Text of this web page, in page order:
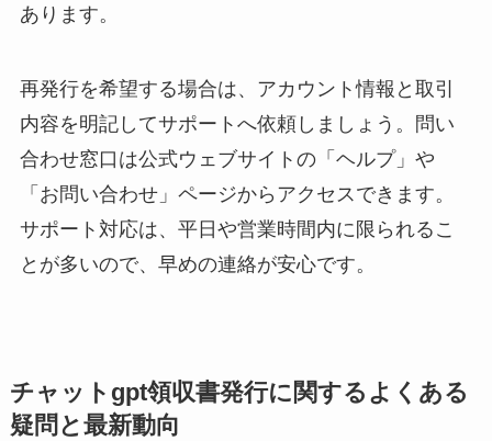
あります。
再発行を希望する場合は、アカウント情報と取引
内容を明記してサポートへ依頼しましょう。問い
合わせ窓口は公式ウェブサイトの「ヘルプ」や
「お問い合わせ」ページからアクセスできます。
サポート対応は、平日や営業時間内に限られるこ
とが多いので、早めの連絡が安心です。
チャットgpt領収書発行に関するよくある
疑問と最新動向